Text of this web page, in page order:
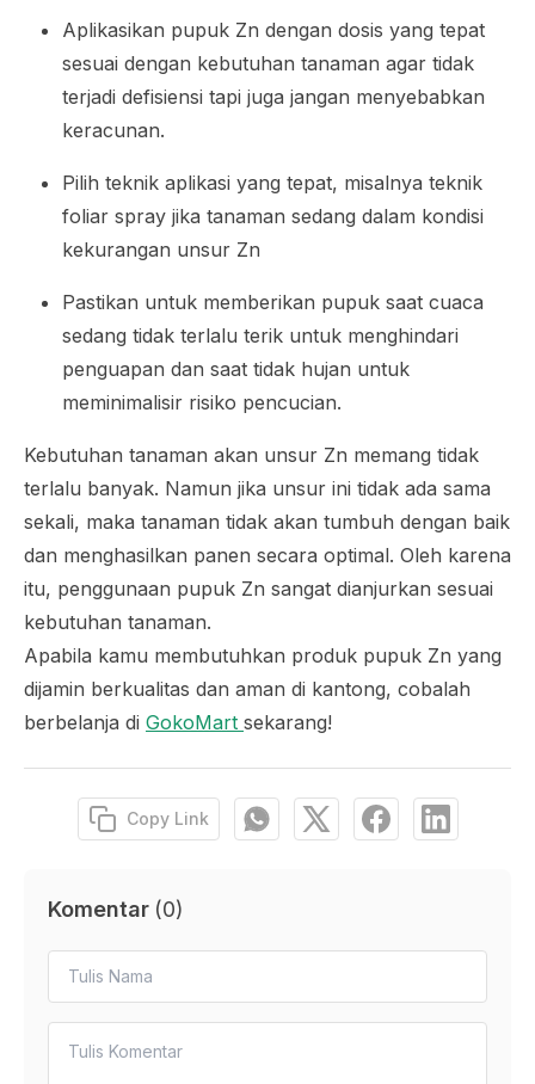
Aplikasikan pupuk Zn dengan dosis yang tepat
sesuai dengan kebutuhan tanaman agar tidak
terjadi defisiensi tapi juga jangan menyebabkan
keracunan.
Pilih teknik aplikasi yang tepat, misalnya teknik
foliar spray jika tanaman sedang dalam kondisi
kekurangan unsur Zn
Pastikan untuk memberikan pupuk saat cuaca
sedang tidak terlalu terik untuk menghindari
penguapan dan saat tidak hujan untuk
meminimalisir risiko pencucian.
Kebutuhan tanaman akan unsur Zn memang tidak
terlalu banyak. Namun jika unsur ini tidak ada sama
sekali, maka tanaman tidak akan tumbuh dengan baik
dan menghasilkan panen secara optimal. Oleh karena
itu, penggunaan pupuk Zn sangat dianjurkan sesuai
kebutuhan tanaman.
Apabila kamu membutuhkan produk pupuk Zn yang
dijamin berkualitas dan aman di kantong, cobalah
berbelanja di GokoMart sekarang!
Copy Link
Komentar (0)